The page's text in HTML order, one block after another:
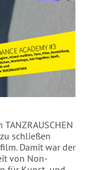
schließen
Damit war der
von Non-